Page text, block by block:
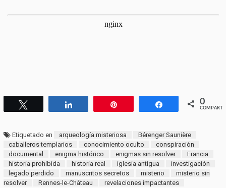
Compartir Compartir0
Etiquetado en arqueología misteriosa
Bérenger Saunière
caballeros templarios
conocimiento oculto
conspiración
documental
enigma histórico enigmas sin resolver
Francia
historia prohibida
historia real iglesia antigua
investigación
legado perdido
manuscritos secretos misterio
misterio sin
resolver
Rennes-le-Château
revelaciones impactantes